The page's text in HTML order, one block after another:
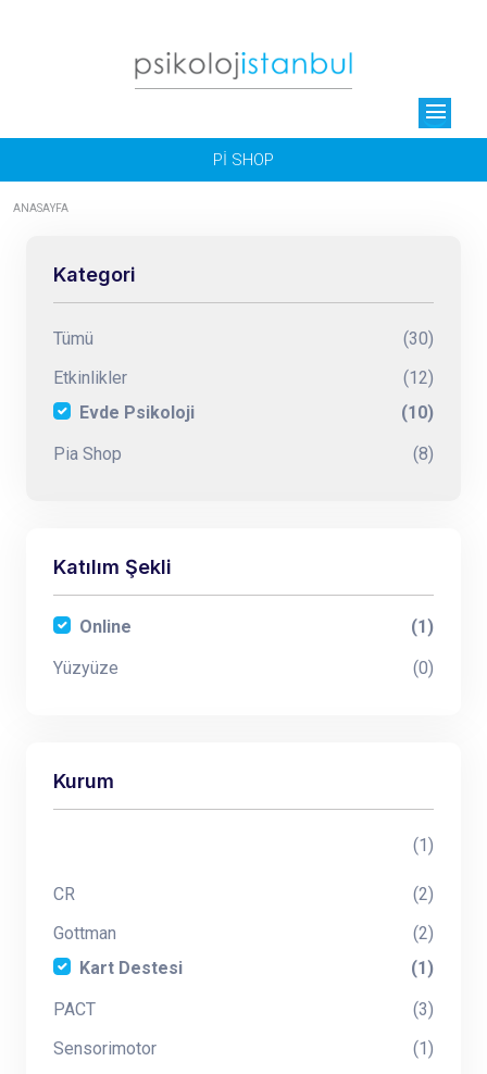
menu
Pİ SHOP
ANASAYFA
Kategori
Tümü
(30)
Etkinlikler
(12)
Evde Psikoloji
(10)
Pia Shop
(8)
Katılım Şekli
Online
(1)
Yüzyüze
(0)
Kurum
(1)
CR
(2)
Gottman
(2)
Kart Destesi
(1)
PACT
(3)
Sensorimotor
(1)